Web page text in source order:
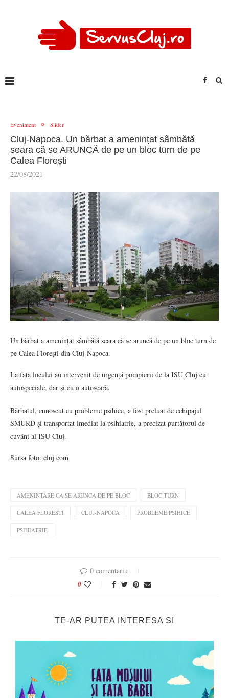
Eveniment Slider
Cluj-Napoca. Un bărbat a amenințat sâmbătă
seara că se ARUNCĂ de pe un bloc turn de pe
Calea Florești
22/08/2021
Un bărbat a amenințat sâmbătă seara că se aruncă de pe un bloc turn de
pe Calea Florești din Cluj-Napoca.
La fața locului au intervenit de urgență pompierii de la ISU Cluj cu
autospeciale, dar și cu o autoscară.
Bărbatul, cunoscut cu probleme psihice, a fost preluat de echipajul
SMURD și transportat imediat la psihiatrie, a precizat purtătorul de
cuvânt al ISU Cluj.
Sursa foto: cluj.com
AMENINTARE CA SE ARUNCA DE PE BLOC BLOC TURN
CALEA FLORESTI CLUJ-NAPOCA PROBLEME PSIHICE
PSIHIATRIE
0 comentariu
0
TE-AR PUTEA INTERESA SI